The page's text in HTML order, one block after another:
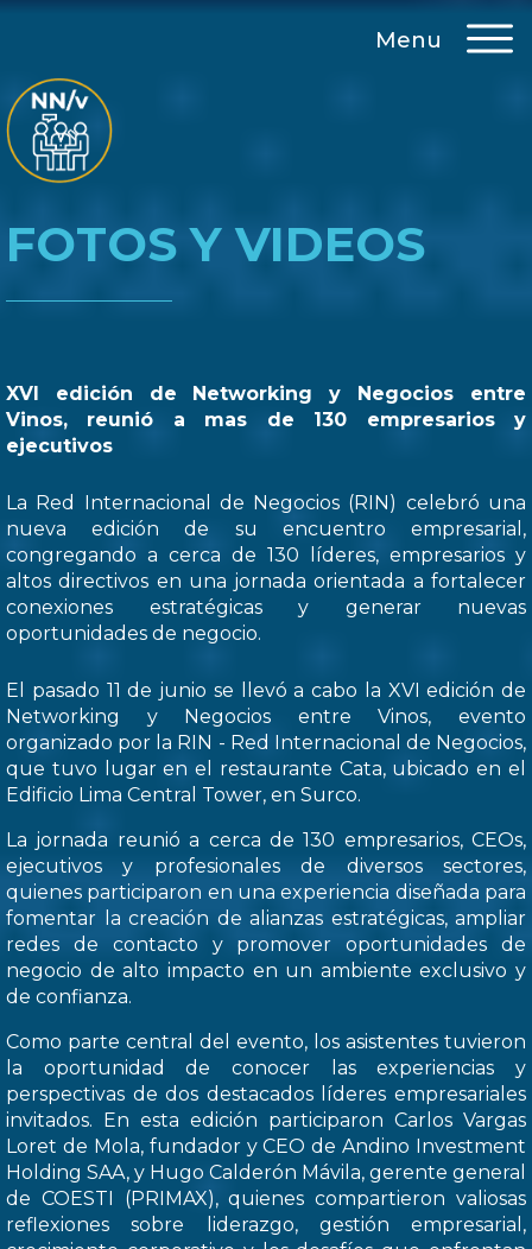
Menu
FOTOS Y VIDEOS
XVI edición de Networking y Negocios entre
Vinos, reunió a mas de 130 empresarios y
ejecutivos
La Red Internacional de Negocios (RIN) celebró una
nueva edición de su encuentro empresarial,
congregando a cerca de 130 líderes, empresarios y
altos directivos en una jornada orientada a fortalecer
conexiones estratégicas y generar nuevas
oportunidades de negocio.
El pasado 11 de junio se llevó a cabo la XVI edición de
Networking y Negocios entre Vinos, evento
organizado por la RIN - Red Internacional de Negocios,
que tuvo lugar en el restaurante Cata, ubicado en el
Edificio Lima Central Tower, en Surco.
La jornada reunió a cerca de 130 empresarios, CEOs,
ejecutivos y profesionales de diversos sectores,
quienes participaron en una experiencia diseñada para
fomentar la creación de alianzas estratégicas, ampliar
redes de contacto y promover oportunidades de
negocio de alto impacto en un ambiente exclusivo y
de confianza.
Como parte central del evento, los asistentes tuvieron
la oportunidad de conocer las experiencias y
perspectivas de dos destacados líderes empresariales
invitados. En esta edición participaron Carlos Vargas
Loret de Mola, fundador y CEO de Andino Investment
Holding SAA, y Hugo Calderón Mávila, gerente general
de COESTI (PRIMAX), quienes compartieron valiosas
reflexiones sobre liderazgo, gestión empresarial,